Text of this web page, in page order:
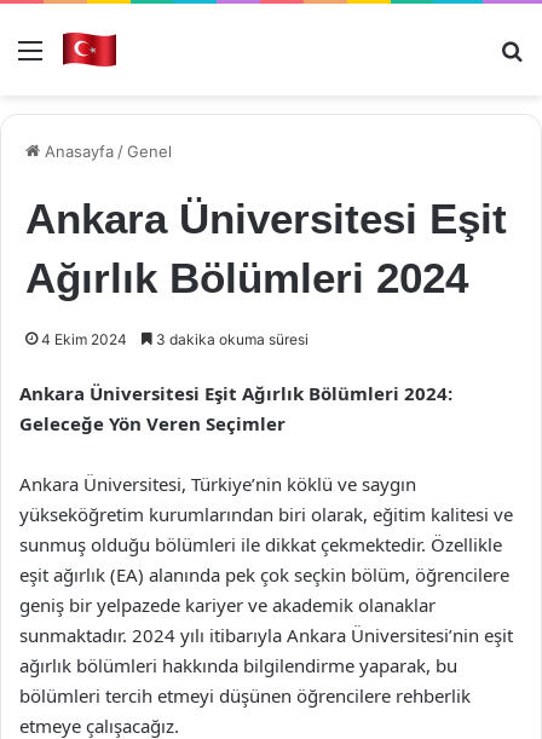
Menü
Anasayfa /Genel
Ankara Üniversitesi Eşit
Ağırlık Bölümleri 2024
4 Ekim 2024 3 dakika okuma süresi
Ankara Üniversitesi Eşit Ağırlık Bölümleri 2024:
Geleceğe Yön Veren Seçimler
Ankara Üniversitesi, Türkiye’nin köklü ve saygın
yükseköğretim kurumlarından biri olarak, eğitim kalitesi ve
sunmuş olduğu bölümleri ile dikkat çekmektedir. Özellikle
eşit ağırlık (EA) alanında pek çok seçkin bölüm, öğrencilere
geniş bir yelpazede kariyer ve akademik olanaklar
sunmaktadır. 2024 yılı itibarıyla Ankara Üniversitesi’nin eşit
ağırlık bölümleri hakkında bilgilendirme yaparak, bu
bölümleri tercih etmeyi düşünen öğrencilere rehberlik
etmeye çalışacağız.